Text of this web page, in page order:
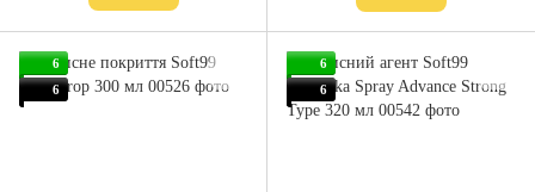
6
6
6
6